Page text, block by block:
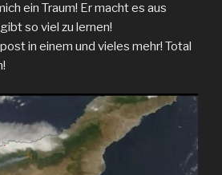
ein Traum! Er macht es aus
so viel zu lernen!
in einem und vieles mehr! Total